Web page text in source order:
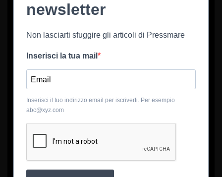
newsletter
Non lasciarti sfuggire gli articoli di Pressmare
Inserisci la tua mail
Inserisci il tuo indirizzo email per iscriverti. Per esempio
abc@xyz.com